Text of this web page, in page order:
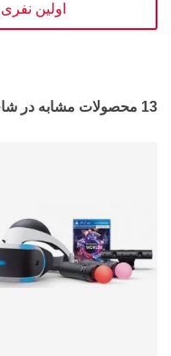
اولین
13 محصولات مشابه در شاخه های مختلف: